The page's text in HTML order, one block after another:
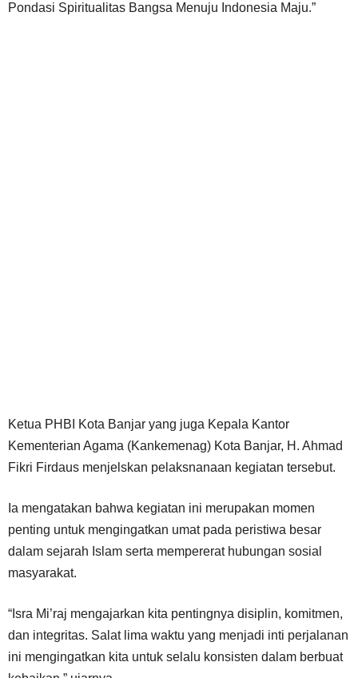
Pondasi Spiritualitas Bangsa Menuju Indonesia Maju.”
Ketua PHBI Kota Banjar yang juga Kepala Kantor
Kementerian Agama (Kankemenag) Kota Banjar, H. Ahmad
Fikri Firdaus menjelskan pelaksnanaan kegiatan tersebut.
Ia mengatakan bahwa kegiatan ini merupakan momen
penting untuk mengingatkan umat pada peristiwa besar
dalam sejarah Islam serta mempererat hubungan sosial
masyarakat.
“Isra Mi’raj mengajarkan kita pentingnya disiplin, komitmen,
dan integritas. Salat lima waktu yang menjadi inti perjalanan
ini mengingatkan kita untuk selalu konsisten dalam berbuat